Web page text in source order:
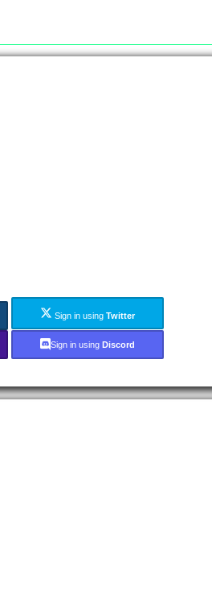
Sign in using Twitter
Sign in using Discord